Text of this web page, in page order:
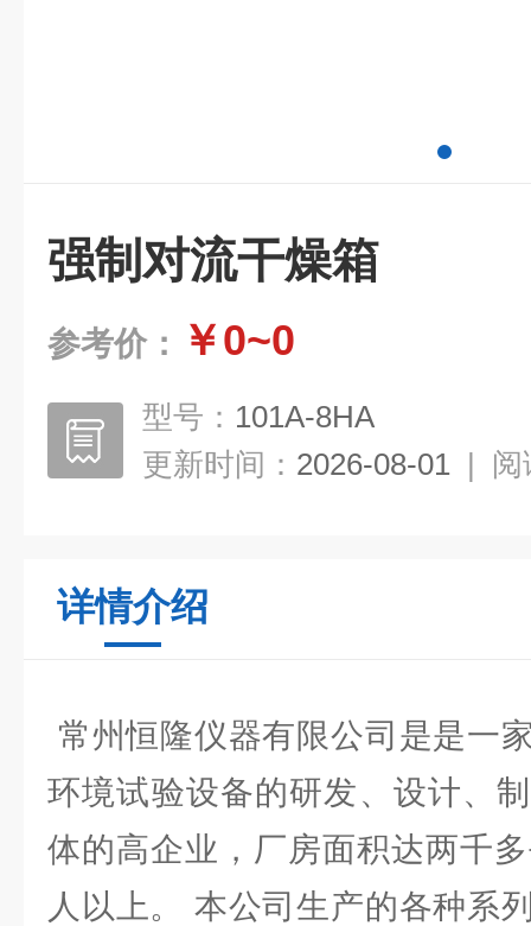
强制对流干燥箱
参考价： ￥0~0
型号： 101A-8HA
更新时间： 2026-08-01 | 阅
详情介绍
常州恒隆仪器有限公司是是一
环境试验设备的研发、设计、
体的高企业，厂房面积达两千
人以上。 本公司生产的各种系